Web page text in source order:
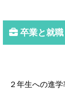
卒業と就職
２年生への進学